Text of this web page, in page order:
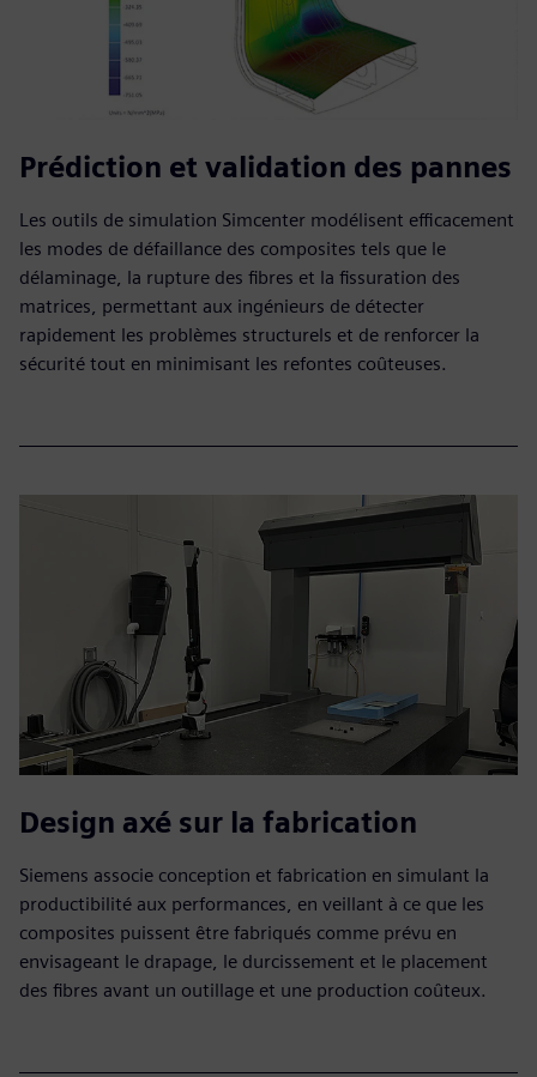
Prédiction et validation des pannes
Les outils de simulation Simcenter modélisent efficacement
les modes de défaillance des composites tels que le
délaminage, la rupture des fibres et la fissuration des
matrices, permettant aux ingénieurs de détecter
rapidement les problèmes structurels et de renforcer la
sécurité tout en minimisant les refontes coûteuses.
Design axé sur la fabrication
Siemens associe conception et fabrication en simulant la
productibilité aux performances, en veillant à ce que les
composites puissent être fabriqués comme prévu en
envisageant le drapage, le durcissement et le placement
des fibres avant un outillage et une production coûteux.